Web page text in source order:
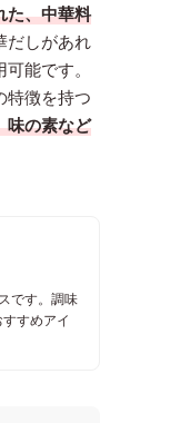
た、中華料
だしがあれ
能です。
特徴を持つ
味の素など
です。調味
すめアイ